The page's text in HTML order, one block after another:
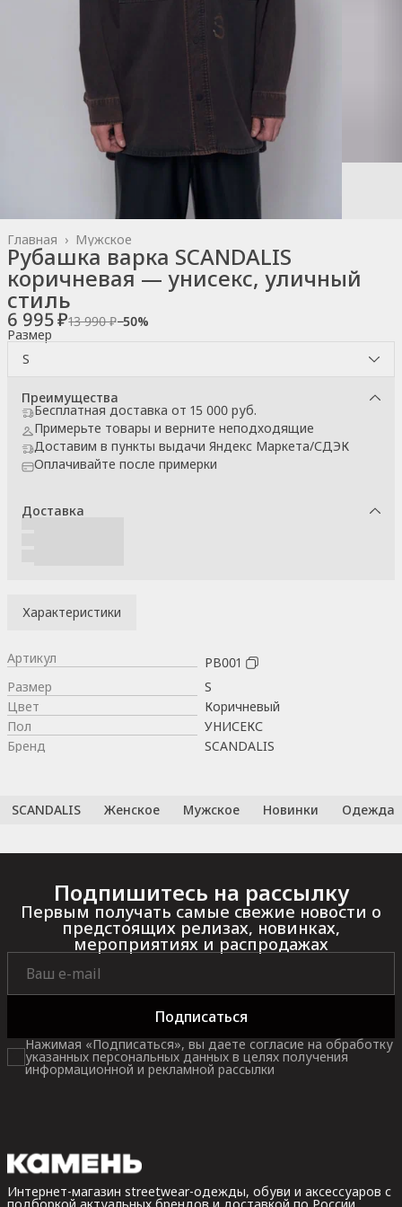
Мужское
Главная ›
Рубашка варка SCANDALIS
коричневая — унисекс, уличный
стиль
6 995 ₽13 990 ₽−50%
Размер
S
Преимущества
Бесплатная доставка от 15 000 руб.
Примерьте товары и верните неподходящие
Доставим в пункты выдачи Яндекс Маркета/СДЭК
Оплачивайте после примерки
Доставка
Характеристики
Артикул
РВ001
Размер
S
Цвет
Коричневый
Пол
УНИСЕКС
Бренд
SCANDALIS
SCANDALIS Женское Мужское Новинки Одежда
Подпишитесь на рассылку
Первым получать самые свежие новости о
предстоящих релизах, новинках,
мероприятиях и распродажах
Подписаться
Нажимая «Подписаться», вы даете согласие на обработку
указанных персональных данных в целях получения
информационной и рекламной рассылки
Интернет-магазин streetwear-одежды, обуви и аксессуаров с